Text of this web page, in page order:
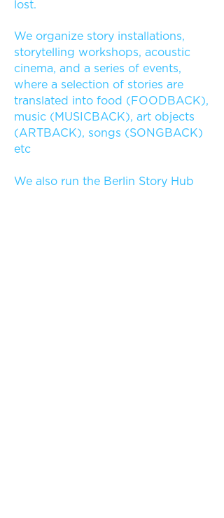
lost.
We organize story installations,
storytelling workshops, acoustic
cinema, and a series of events,
where a selection of stories are
translated into food (FOODBACK),
music (MUSICBACK), art objects
(ARTBACK), songs (SONGBACK)
etc
We also run the Berlin Story Hub